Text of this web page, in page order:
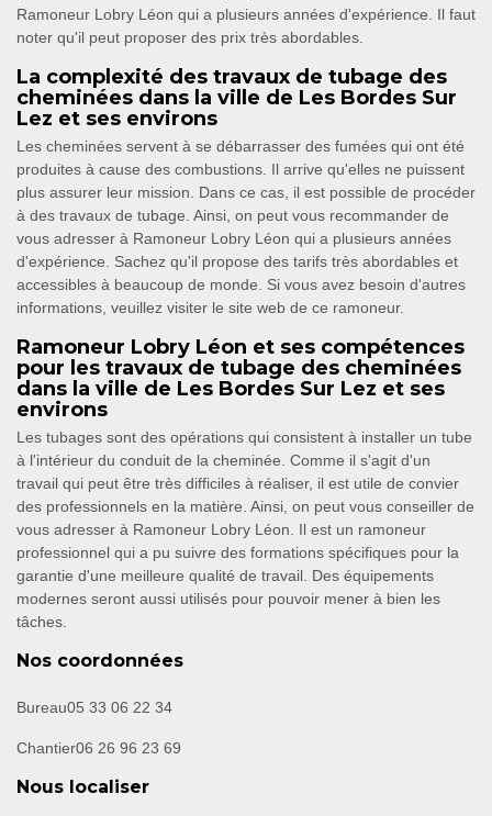
Ramoneur Lobry Léon qui a plusieurs années d'expérience. Il faut
noter qu'il peut proposer des prix très abordables.
La complexité des travaux de tubage des
cheminées dans la ville de Les Bordes Sur
Lez et ses environs
Les cheminées servent à se débarrasser des fumées qui ont été
produites à cause des combustions. Il arrive qu'elles ne puissent
plus assurer leur mission. Dans ce cas, il est possible de procéder
à des travaux de tubage. Ainsi, on peut vous recommander de
vous adresser à Ramoneur Lobry Léon qui a plusieurs années
d'expérience. Sachez qu'il propose des tarifs très abordables et
accessibles à beaucoup de monde. Si vous avez besoin d'autres
informations, veuillez visiter le site web de ce ramoneur.
Ramoneur Lobry Léon et ses compétences
pour les travaux de tubage des cheminées
dans la ville de Les Bordes Sur Lez et ses
environs
Les tubages sont des opérations qui consistent à installer un tube
à l'intérieur du conduit de la cheminée. Comme il s'agit d'un
travail qui peut être très difficiles à réaliser, il est utile de convier
des professionnels en la matière. Ainsi, on peut vous conseiller de
vous adresser à Ramoneur Lobry Léon. Il est un ramoneur
professionnel qui a pu suivre des formations spécifiques pour la
garantie d'une meilleure qualité de travail. Des équipements
modernes seront aussi utilisés pour pouvoir mener à bien les
tâches.
Nos coordonnées
Bureau05 33 06 22 34
Chantier06 26 96 23 69
Nous localiser